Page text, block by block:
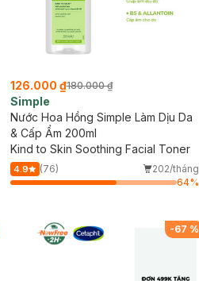
126.000 ₫180.000 ₫
Simple
Nước Hoa Hồng Simple Làm Dịu Da
& Cấp Ẩm 200ml
Kind to Skin Soothing Facial Toner
4.9 (76)
202/tháng
64%
-67 %